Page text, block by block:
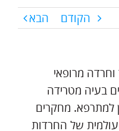
הקודם הבא
מרופאי
בעיה מטרידה
למתרפא. מחקרים
של החרדות